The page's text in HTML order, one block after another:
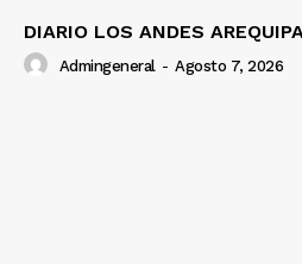
DIARIO LOS ANDES
Admingeneral - Agosto 7, 2026